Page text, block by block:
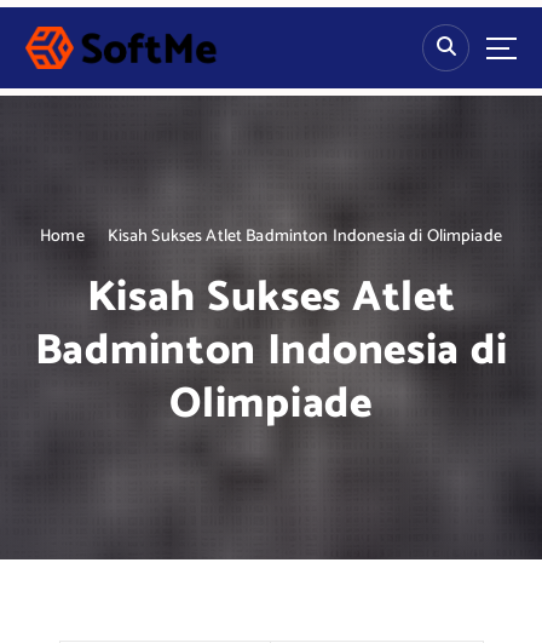
S
p
Home Kisah Sukses Atlet Badminton Indonesia di Olimpiade
Kisah Sukses Atlet
Badminton Indonesia di
Olimpiade